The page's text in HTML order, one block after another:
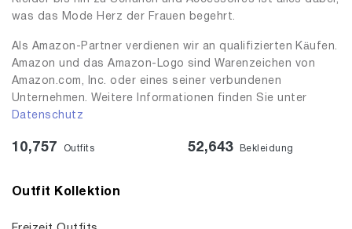
was das Mode Herz der Frauen begehrt.
Als Amazon-Partner verdienen wir an qualifizierten Käufen.
Amazon und das Amazon-Logo sind Warenzeichen von
Amazon.com, Inc. oder eines seiner verbundenen
Unternehmen. Weitere Informationen finden Sie unter
Datenschutz
10,757 Outfits 52,643 Bekleidung
Outfit Kollektion